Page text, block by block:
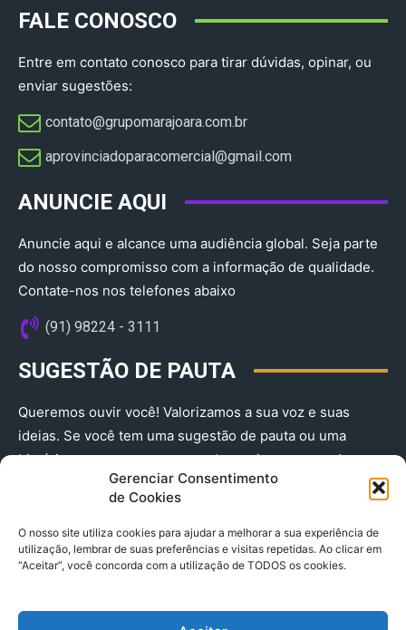
Gerenciar Consentimento
de Cookies
O nosso site utiliza cookies para ajudar a melhorar a sua experiência de
utilização, lembrar de suas preferências e visitas repetidas. Ao clicar em
“Aceitar”, você concorda com a utilização de TODOS os cookies.
FALE CONOSCO
Entre em contato conosco para tirar dúvidas, opinar, ou
enviar sugestões:
contato@grupomarajoara.com.br
aprovinciadoparacomercial@gmail.com​
ANUNCIE AQUI
Anuncie aqui e alcance uma audiência global. Seja parte
do nosso compromisso com a informação de qualidade.
Contate-nos nos telefones abaixo
(91) 98224 - 3111
SUGESTÃO DE PAUTA
Queremos ouvir você! Valorizamos a sua voz e suas
ideias. Se você tem uma sugestão de pauta ou uma
história que merece ser contada, envie-nos agora!
(91) 98224 - 3111